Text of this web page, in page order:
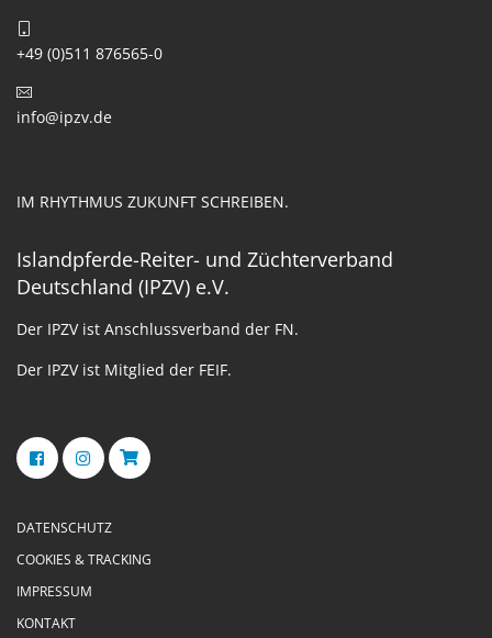
+49 (0)511 876565-0
info@ipzv.de
IM RHYTHMUS ZUKUNFT SCHREIBEN.
Islandpferde-Reiter- und Züchterverband
Deutschland (IPZV) e.V.
Der IPZV ist Anschlussverband der FN.
Der IPZV ist Mitglied der FEIF.
DATENSCHUTZ
COOKIES & TRACKING
IMPRESSUM
KONTAKT